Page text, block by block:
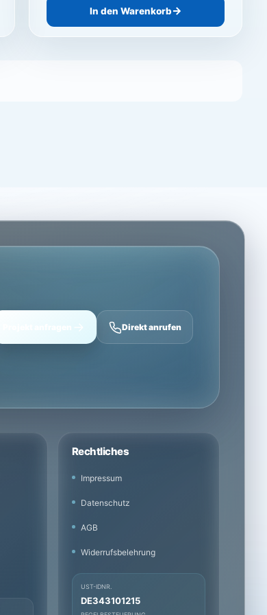
In den Warenkorb
Direkt anrufen
Rechtliches
Impressum
Datenschutz
AGB
Widerrufsbelehrung
UST-IDNR.
DE343101215